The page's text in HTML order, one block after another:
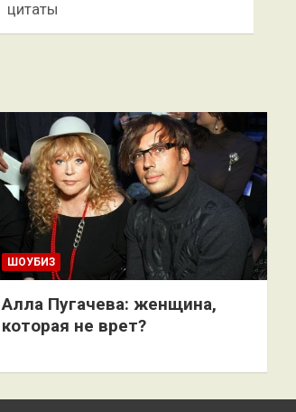
цитаты
ШОУБИЗ
Алла Пугачева: женщина,
которая не врет?